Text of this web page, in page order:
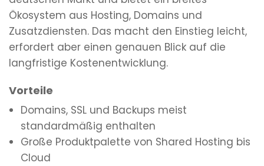
Ökosystem aus Hosting, Domains und
Zusatzdiensten. Das macht den Einstieg leicht,
erfordert aber einen genauen Blick auf die
langfristige Kostenentwicklung.
Vorteile
Domains, SSL und Backups meist
standardmäßig enthalten
Große Produktpalette von Shared Hosting bis
Cloud